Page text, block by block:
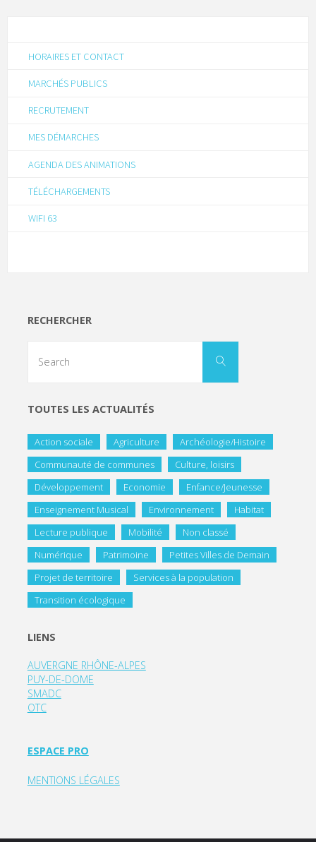
HORAIRES ET CONTACT
MARCHÉS PUBLICS
RECRUTEMENT
MES DÉMARCHES
AGENDA DES ANIMATIONS
TÉLÉCHARGEMENTS
WIFI 63
RECHERCHER
TOUTES LES ACTUALITÉS
Action sociale Agriculture
Archéologie/Histoire
Communauté de communes
Culture, loisirs
Développement
Economie
Enfance/Jeunesse
Enseignement Musical
Environnement
Habitat
Lecture publique
Mobilité
Non classé
Numérique
Patrimoine
Petites Villes de Demain
Projet de territoire
Services à la population
Transition écologique
LIENS
AUVERGNE RHÔNE-ALPES
PUY-DE-DOME
SMADC
OTC
ESPACE PRO
MENTIONS LÉGALES